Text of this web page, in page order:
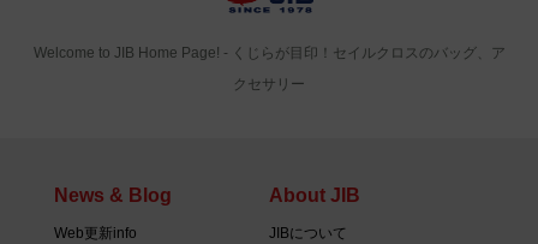
Welcome to JIB Home Page! ‐ くじらが目印！セイルクロスのバッグ、ア
クセサリー
News & Blog
Web更新info
About JIB
JIBについて